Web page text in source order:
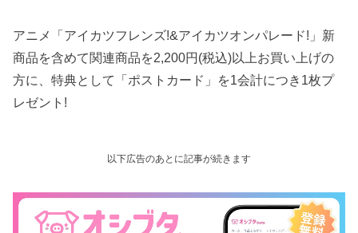
アニメ「アイカツフレンズ!&アイカツオンパレード!」新
商品を含めて関連商品を2,200円(税込)以上お買い上げの
方に、特典として「ポストカード」を1会計につき1枚プ
レゼント!
以下広告のあとに記事が続きます